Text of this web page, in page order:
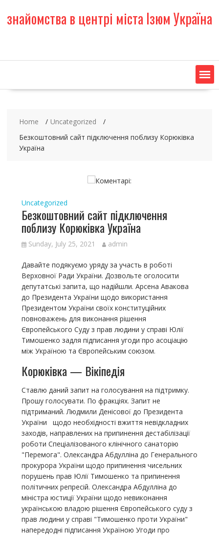
o
n
знайомства в центрі міста Ізюм Україна
Home
Uncategorized
Безкоштовний сайт підключення поблизу Корюківка
Україна
Uncategorized
Безкоштовний сайт підключення
поблизу Корюківка Україна
Sunday, July 25, 2021 admin
Давайте подякуємо уряду за участь в роботі
Верховної Ради України. Дозвольте оголосити
депутатські запита, що надійшли. Арсена Авакова
до Президента України щодо використання
Президентом України своїх конституційних
повноважень для виконання рішення
Європейського Суду з прав людини у справі Юлії
Тимошенко задля підписання угоди про асоціацію
між Україною та Європейським союзом.
Корюківка — Вікіпедія
Ставлю даний запит на голосування на підтримку.
Прошу голосувати. По фракціях. Запит не
підтриманий. Людмили Денісової до Президента
України щодо необхідності вжиття невідкладних
заходів, направлених на припинення дестабілізації
роботи Спеціалізованого клінічного санаторію
"Перемога". Олександра Абдулліна до Генерального
прокурора України щодо припинення чисельних
порушень прав Юлії Тимошенко та припинення
політичних репресій. Олександра Абдулліна до
міністра юстиції України щодо невиконання
українською владою рішення Європейського суду з
прав людини у справі "Тимошенко проти України"
напередодні підписання Україною Угоди про